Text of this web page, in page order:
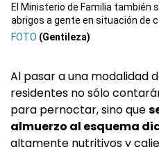
El Ministerio de Familia también
abrigos a gente en situación de
(Gentileza)
Al pasar a una modalidad
residentes no sólo
para pernoctar, sino que
almuerzo al esquema
altamente nutritivos y